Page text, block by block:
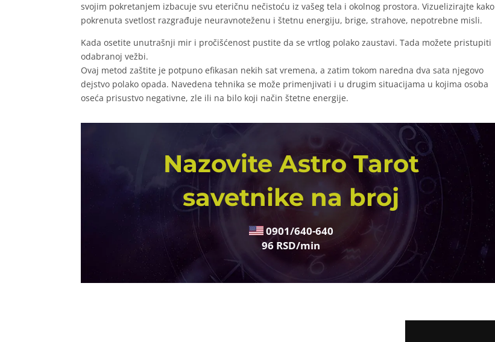
svojim pokretanjem izbacuje svu eteričnu nečistoću iz vašeg tela i okolnog prostora. Vizuelizirajte kako
pokrenuta svetlost razgrađuje neuravnoteženu i štetnu energiju, brige, strahove, nepotrebne misli.
Kada osetite unutrašnji mir i pročišćenost pustite da se vrtlog polako zaustavi. Tada možete pristupiti
odabranoj vežbi.
Ovaj metod zaštite je potpuno efikasan nekih sat vremena, a zatim tokom naredna dva sata njegovo
dejstvo polako opada. Navedena tehnika se može primenjivati i u drugim situacijama u kojima osoba
oseća prisustvo negativne, zle ili na bilo koji način štetne energije.
Nazovite Astro Tarot
savetnike na broj
0901/640-640
96 RSD/min